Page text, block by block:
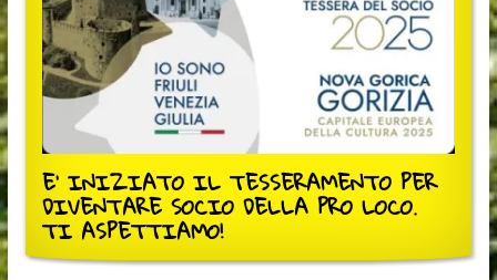
E' INIZIATO IL TESSERAMENTO PER
DIVENTARE SOCIO DELLA PRO LOCO.
TI ASPETTIAMO!